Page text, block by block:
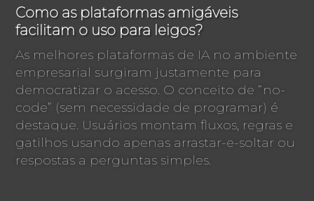
Como as plataformas amigáveis
facilitam o uso para leigos?
As melhores plataformas de IA no ambiente
empresarial surgiram justamente para
democratizar o acesso. O conceito de “no-
code” (sem necessidade de programar) é
destaque. Usuários montam fluxos, regras e
gatilhos usando apenas arrastar-e-soltar ou
respostas a perguntas simples.